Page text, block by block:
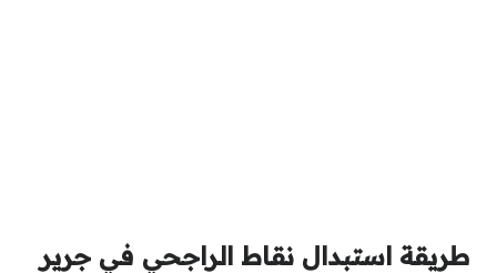
طريقة استبدال نقاط الراجحي في جرير